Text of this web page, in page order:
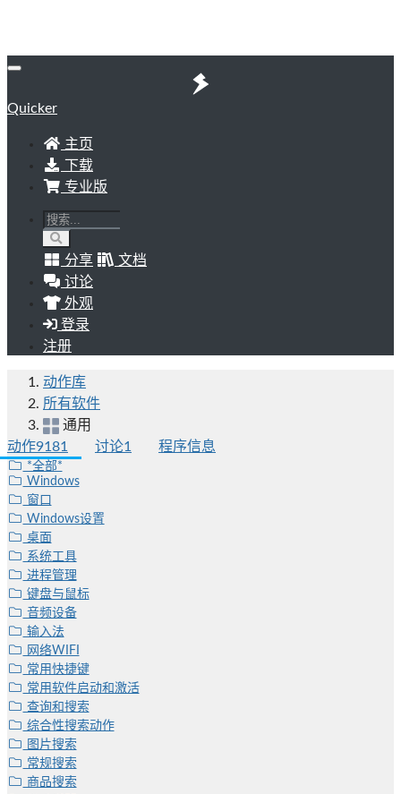
Quicker
主页
下载
专业版
分享
文档
讨论
外观
登录
注册
动作库
所有软件
通用
动作9181 讨论1 程序信息
*全部*
Windows
窗口
Windows设置
桌面
系统工具
进程管理
键盘与鼠标
音频设备
输入法
网络WIFI
常用快捷键
常用软件启动和激活
查询和搜索
综合性搜索动作
图片搜索
常规搜索
商品搜索